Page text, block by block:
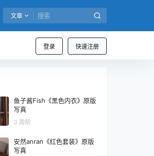
文章
登录 快速注册
鱼子酱Fish《黑色内衣》原版
写真
3 周前
安然anran《红色套装》原版
写真